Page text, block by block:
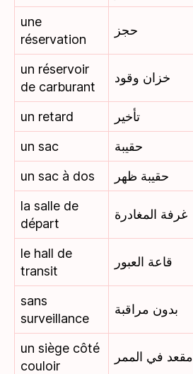
une
réservation
حجز
un réservoir
de carburant
خزان وقود
un retard
تأخير
un sac
حقيبة
un sac à dos
حقيبة ظهر
la salle de
départ
غرفة المغادرة
le hall de
transit
قاعة العبور
sans
surveillance
بدون مراقبة
un siège côté
couloir
مقعد في الممر